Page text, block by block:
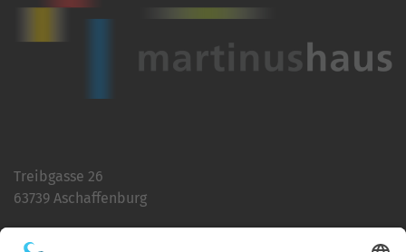
Treibgasse 26
63739 Aschaffenburg